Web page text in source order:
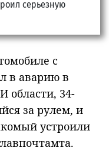
с
в аварию в
области, 34-
за рулем, и
устроили